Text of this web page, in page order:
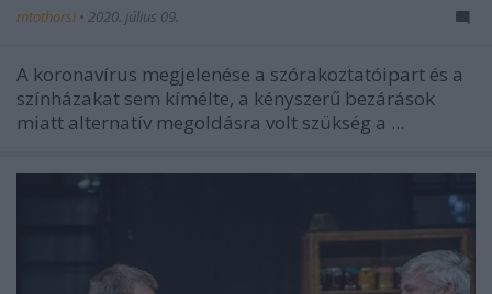
mtothorsi • 2020. július 09.
A koronavírus megjelenése a szórakoztatóipart és a
színházakat sem kímélte, a kényszerű bezárások
miatt alternatív megoldásra volt szükség a ...